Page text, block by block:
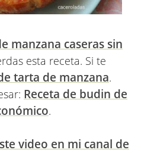
manzana caseras sin
esta receta. Si te
tarta de manzana.
Receta de budin de
.
video en mi canal de